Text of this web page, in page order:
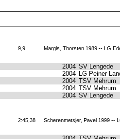
9,9 Margis, Thorsten 1989 -- LG
2004 SV Lengede
2004 LG Peiner
2004 TSV Mehrum
2004 TSV Mehrum
2004 SV Lengede
2:45,38 Scherenmetsjer, Pavel 1999 --